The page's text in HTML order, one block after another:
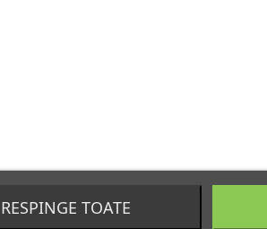
RESPINGE TOATE